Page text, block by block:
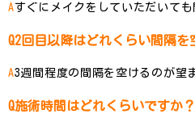
すぐにメイクをしていただいても
2回目以降はどれくらい間隔を
3週間程度の間隔を空けるのが望
施術時間はどれくらいですか？